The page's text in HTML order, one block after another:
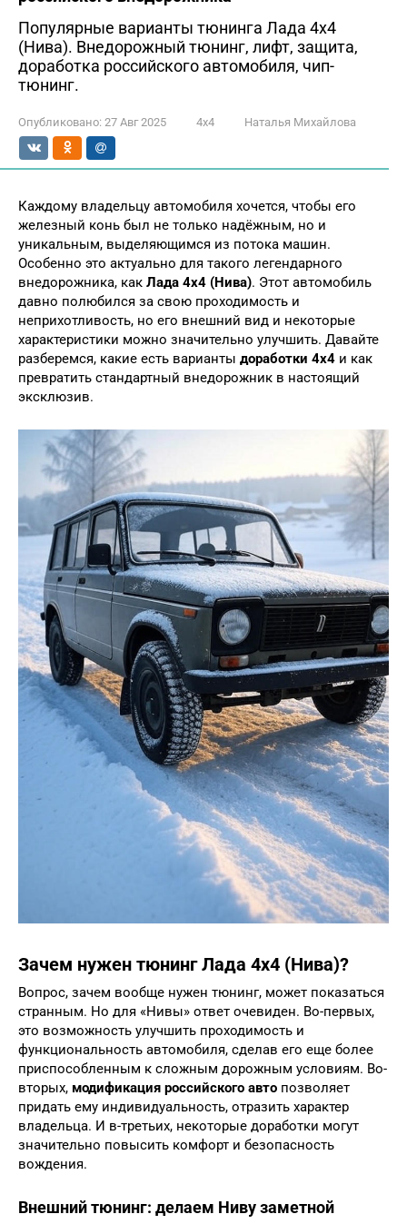
Популярные варианты тюнинга Лада 4х4
(Нива). Внедорожный тюнинг, лифт, защита,
доработка российского автомобиля, чип-
тюнинг.
Опубликовано: 27 Авг 2025 4х4 Наталья Михайлова
Каждому владельцу автомобиля хочется, чтобы его
железный конь был не только надёжным, но и
уникальным, выделяющимся из потока машин.
Особенно это актуально для такого легендарного
внедорожника, как Лада 4х4 (Нива). Этот автомобиль
давно полюбился за свою проходимость и
неприхотливость, но его внешний вид и некоторые
характеристики можно значительно улучшить. Давайте
разберемся, какие есть варианты доработки 4х4 и как
превратить стандартный внедорожник в настоящий
эксклюзив.
Зачем нужен тюнинг Лада 4х4 (Нива)?
Вопрос, зачем вообще нужен тюнинг, может показаться
странным. Но для «Нивы» ответ очевиден. Во-первых,
это возможность улучшить проходимость и
функциональность автомобиля, сделав его еще более
приспособленным к сложным дорожным условиям. Во-
вторых, модификация российского авто позволяет
придать ему индивидуальность, отразить характер
владельца. И в-третьих, некоторые доработки могут
значительно повысить комфорт и безопасность
вождения.
Внешний тюнинг: делаем Ниву заметной